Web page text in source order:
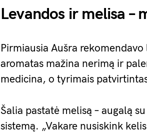
Levandos ir melisa –
Pirmiausia Aušra
aromatas mažina nerimą ir
medicina, o tyrimais
Šalia pastatė melisą – augalą
sistemą. „Vakare nusiskink